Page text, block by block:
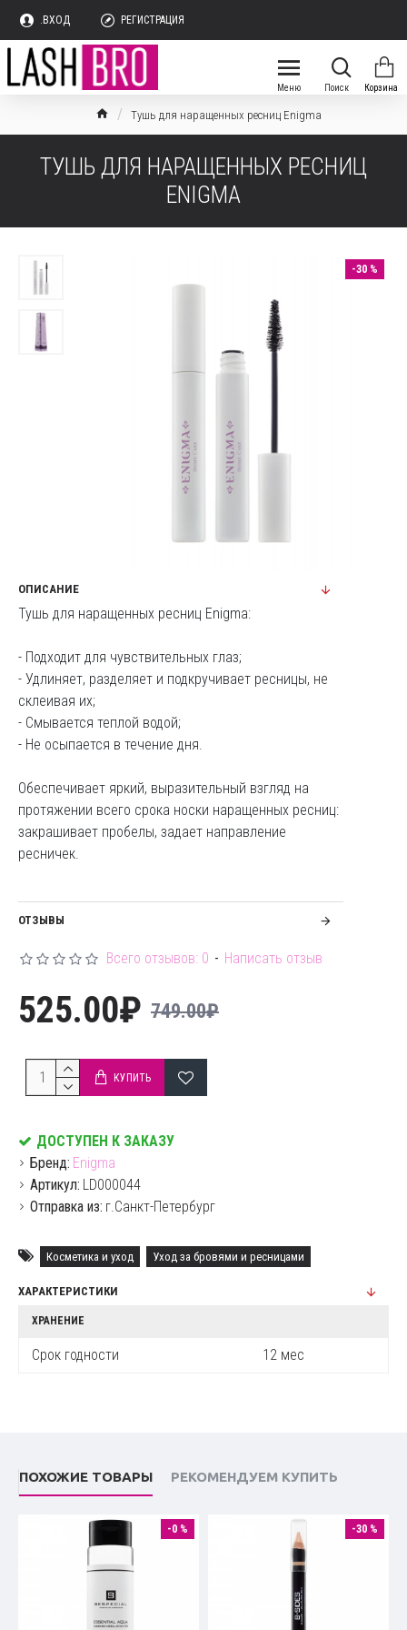
.ВХОД РЕГИСТРАЦИЯ
Тушь для наращенных ресниц Enigma
ТУШЬ ДЛЯ НАРАЩЕННЫХ РЕСНИЦ
ENIGMA
-30 %
ОПИСАНИЕ
Тушь для наращенных ресниц Enigma:
- Подходит для чувствительных глаз;
- Удлиняет, разделяет и подкручивает ресницы, не
склеивая их;
- Смывается теплой водой;
- Не осыпается в течение дня.
Обеспечивает яркий, выразительный взгляд на
протяжении всего срока носки наращенных ресниц:
закрашивает пробелы, задает направление
ресничек.
ОТЗЫВЫ
ДОСТУПЕН К ЗАКАЗУ
Бренд: Enigma
Артикул: LD000044
Отправка из: г.Санкт-Петербург
Всего отзывов: 0 - Написать отзыв
525.00₽ 749.00₽
КУПИТЬ
Косметика и уход Уход за бровями и ресницами
ХАРАКТЕРИСТИКИ
ХРАНЕНИЕ
Срок годности 12 мес
ПОХОЖИЕ ТОВАРЫ РЕКОМЕНДУЕМ КУПИТЬ
-0 % -30 %